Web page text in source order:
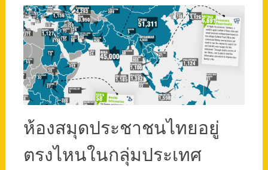
ห้องสมุดประชาชนไทยอยู่
ตรงไหนในกลุ่มประเทศ